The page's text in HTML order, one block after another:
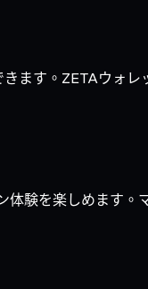
ます。ZETAウォ
験を楽しめます